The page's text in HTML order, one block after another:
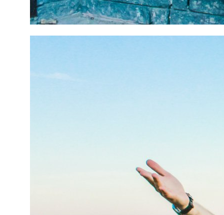
Фирменный стиль
Дизайн сувенирной продукции
Дизайн документации
Дизайн презентации
Разработка брендбука